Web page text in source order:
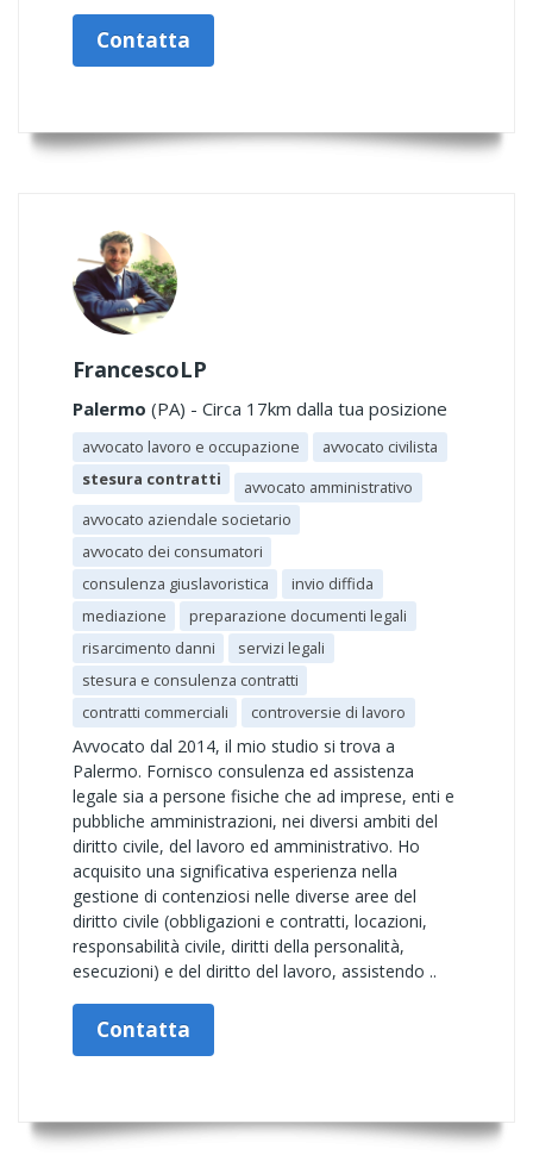
Contatta
FrancescoLP
Palermo (PA) - Circa 17km dalla tua posizione
avvocato lavoro e occupazione
avvocato civilista
stesura contratti
avvocato amministrativo
avvocato aziendale societario
avvocato dei consumatori
consulenza giuslavoristica
invio diffida
mediazione
preparazione documenti legali
risarcimento danni
servizi legali
stesura e consulenza contratti
contratti commerciali
controversie di lavoro
Avvocato dal 2014, il mio studio si trova a
Palermo. Fornisco consulenza ed assistenza
legale sia a persone fisiche che ad imprese, enti e
pubbliche amministrazioni, nei diversi ambiti del
diritto civile, del lavoro ed amministrativo. Ho
acquisito una significativa esperienza nella
gestione di contenziosi nelle diverse aree del
diritto civile (obbligazioni e contratti, locazioni,
responsabilità civile, diritti della personalità,
esecuzioni) e del diritto del lavoro, assistendo ..
Contatta